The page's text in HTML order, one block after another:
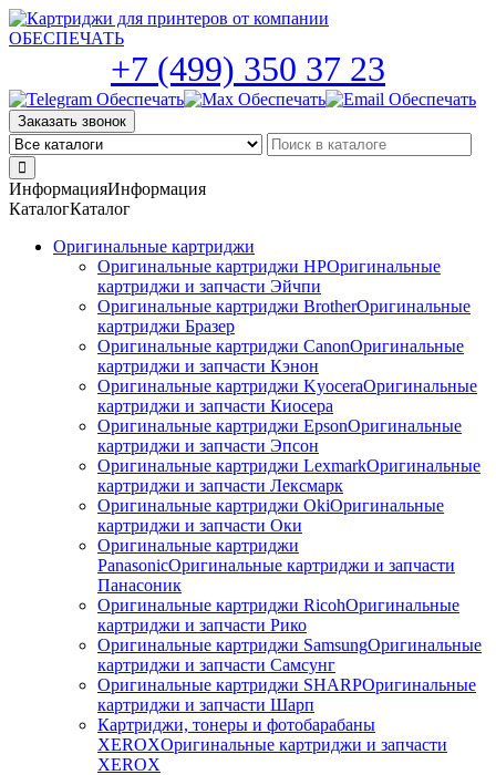
Skip
to
+7 (499) 350 37 23
Заказать звонок
ИнформацияИнформация
КаталогКаталог
Оригинальные картриджи
Оригинальные картриджи HPОригинальные
картриджи и запчасти Эйчпи
Оригинальные картриджи BrotherОригинальные
картриджи Бразер
Оригинальные картриджи CanonОригинальные
картриджи и запчасти Кэнон
Оригинальные картриджи KyoceraОригинальные
картриджи и запчасти Киосера
Оригинальные картриджи EpsonОригинальные
картриджи и запчасти Эпсон
Оригинальные картриджи LexmarkОригинальные
картриджи и запчасти Лексмарк
Оригинальные картриджи ОkiОригинальные
картриджи и запчасти Оки
Оригинальные картриджи
PanasonicОригинальные картриджи и запчасти
Панасоник
Оригинальные картриджи RicohОригинальные
картриджи и запчасти Рико
Оригинальные картриджи SamsungОригинальные
картриджи и запчасти Самсунг
Оригинальные картриджи SHARPОригинальные
картриджи и запчасти Шарп
Картриджи, тонеры и фотобарабаны
XEROXОригинальные картриджи и запчасти
XEROX